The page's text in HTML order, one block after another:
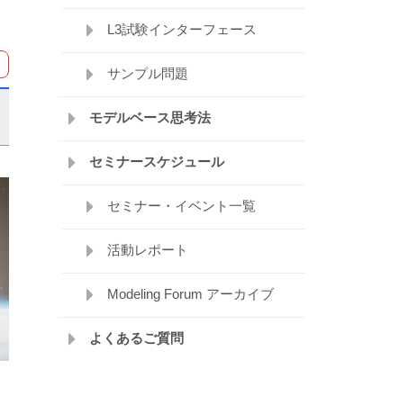
L3試験インターフェース
サンプル問題
モデルベース思考法
セミナースケジュール
セミナー・イベント一覧
活動レポート
Modeling Forum アーカイブ
よくあるご質問